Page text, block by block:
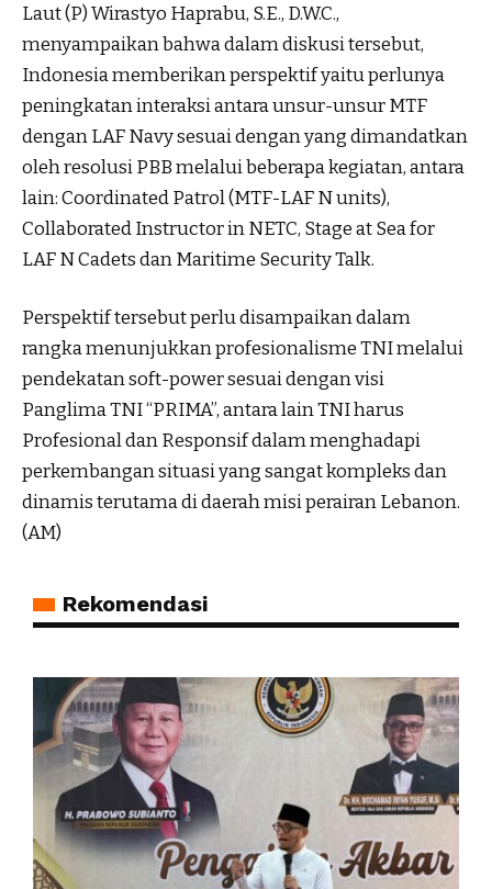
Laut (P) Wirastyo Haprabu, S.E., D.W.C.,
menyampaikan bahwa dalam diskusi tersebut,
Indonesia memberikan perspektif yaitu perlunya
peningkatan interaksi antara unsur-unsur MTF
dengan LAF Navy sesuai dengan yang dimandatkan
oleh resolusi PBB melalui beberapa kegiatan, antara
lain: Coordinated Patrol (MTF-LAF N units),
Collaborated Instructor in NETC, Stage at Sea for
LAF N Cadets dan Maritime Security Talk.
Perspektif tersebut perlu disampaikan dalam
rangka menunjukkan profesionalisme TNI melalui
pendekatan soft-power sesuai dengan visi
Panglima TNI “PRIMA”, antara lain TNI harus
Profesional dan Responsif dalam menghadapi
perkembangan situasi yang sangat kompleks dan
dinamis terutama di daerah misi perairan Lebanon.
(AM)
Rekomendasi